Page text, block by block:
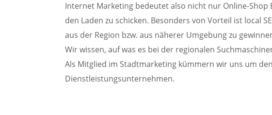
Internet Marketing bedeutet also nicht nur Online-
den Laden zu schicken. Besonders von Vorteil ist local
aus der Region bzw. aus näherer Umgebung zu
Wir wissen, auf was es bei der regionalen
Als Mitglied im Stadtmarketing kümmern wir uns um
Dienstleistungsunternehmen.